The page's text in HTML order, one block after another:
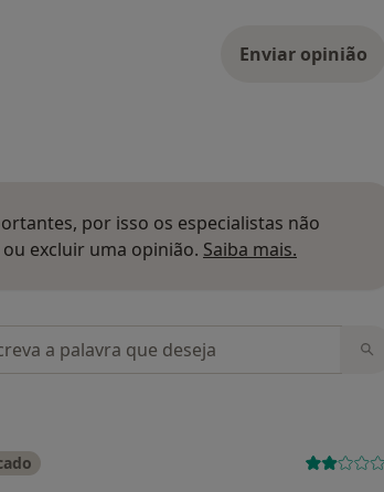
Enviar opinião
por isso os especialistas não
excluir uma opinião. Saiba mais.
em opiniões